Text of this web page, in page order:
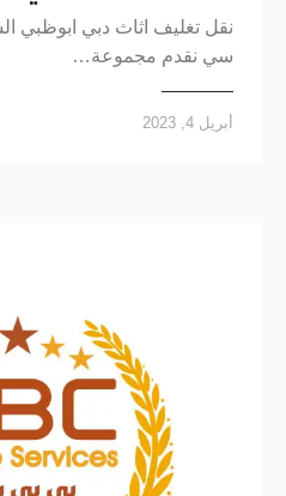
نقل تغليف اثاث دبي
سي نقدم مجموعة…
أبريل 4, 2023